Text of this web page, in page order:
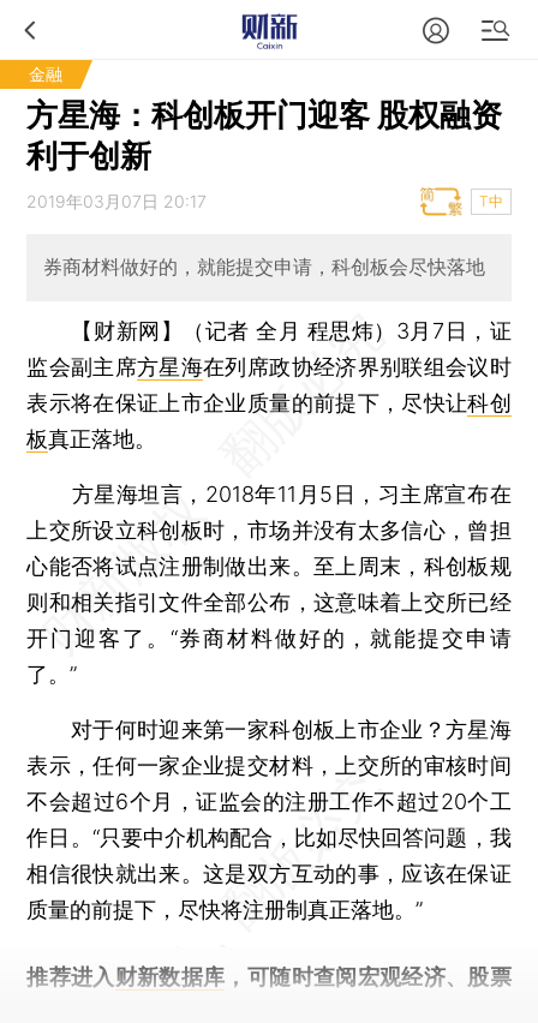
金融
方星海：科创板开门迎客 股权融资
利于创新
2019年03月07日 20:17 T中
券商材料做好的，就能提交申请，科创板会尽快落地
【财新网】（记者 全月 程思炜） 3月7日，证
监会副主席方星海在列席政协经济界别联组会议时
表示将在保证上市企业质量的前提下，尽快让科创
板真正落地。
方星海坦言，2018年11月5日，习主席宣布在
上交所设立科创板时，市场并没有太多信心，曾担
心能否将试点注册制做出来。至上周末，科创板规
则和相关指引文件全部公布，这意味着上交所已经
开门迎客了。“券商材料做好的，就能提交申请
了。”
对于何时迎来第一家科创板上市企业？方星海
表示，任何一家企业提交材料，上交所的审核时间
不会超过6个月，证监会的注册工作不超过20个工
作日。“只要中介机构配合，比如尽快回答问题，我
相信很快就出来。这是双方互动的事，应该在保证
质量的前提下，尽快将注册制真正落地。”
推荐进入 财新数据库 ，可随时查阅宏观经济、股票